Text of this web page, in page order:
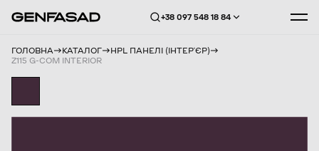
+38 097 548 18 84
ГОЛОВНА КАТАЛОГ
HPL ПАНЕЛІ (ІНТЕРʼЄР)
Z115 G-COM INTERIOR